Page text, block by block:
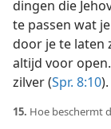
dingen die
te passen wat
door je te laten
altijd voor
zilver (Spr. 8:10).
15. Hoe beschermt